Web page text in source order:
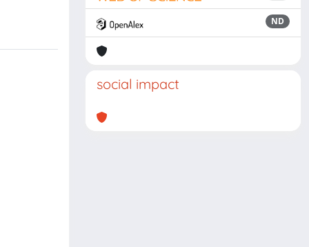
ND
social impact